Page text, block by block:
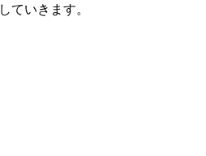
ていきます。